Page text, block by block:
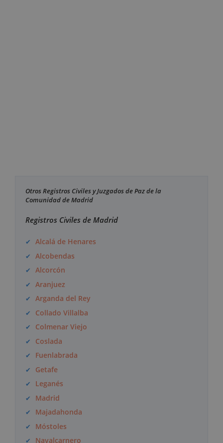
Otros Registros Civiles y Juzgados de Paz de la
Comunidad de Madrid
Registros Civiles de Madrid
Alcalá de Henares
Alcobendas
Alcorcón
Aranjuez
Arganda del Rey
Collado Villalba
Colmenar Viejo
Coslada
Fuenlabrada
Getafe
Leganés
Madrid
Majadahonda
Móstoles
Navalcarnero